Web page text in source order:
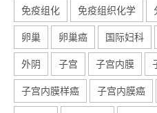
免疫组化 免疫组织化学
卵巢 卵巢癌 国际妇科
外阴 子宫 子宫内膜
子宫内膜样癌 子宫内膜癌